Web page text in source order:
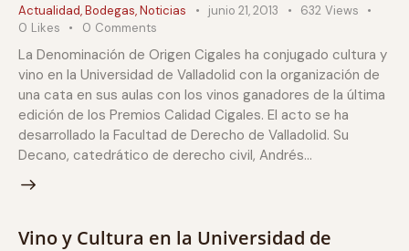
Actualidad,Bodegas,Noticias junio 21, 2013 632 Views
0 Likes 0 Comments
La Denominación de Origen Cigales ha conjugado cultura y
vino en la Universidad de Valladolid con la organización de
una cata en sus aulas con los vinos ganadores de la última
edición de los Premios Calidad Cigales. El acto se ha
desarrollado la Facultad de Derecho de Valladolid. Su
Decano, catedrático de derecho civil, Andrés…
Vino y Cultura en la Universidad de